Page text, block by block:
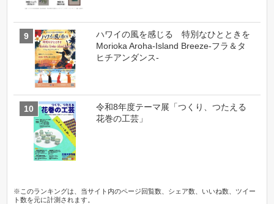
ハワイの風を感じる 特別なひとときを
Morioka Aroha-Island Breeze-フラ＆タ
ヒチアンダンス-
令和8年度テーマ展「つくり、つたえる
花巻の工芸」
※このランキングは、当サイト内のページ回覧数、シェア数、いいね数、ツイー
ト数を元に計測されます。